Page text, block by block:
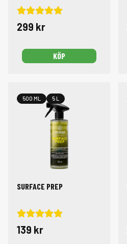
299 kr
KÖP
SURFACE PREP
139 kr
500 ML 5 L